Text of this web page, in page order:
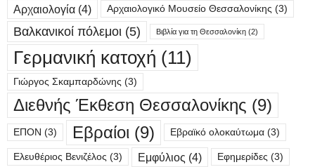
Αρχαιολογία (4) Αρχαιολογικό Μουσείο Θεσσαλονίκης (3)
Βαλκανικοί πόλεμοι (5) Βιβλία για τη Θεσσαλονίκη (2)
Γερμανική κατοχή (11)
Γιώργος Σκαμπαρδώνης (3)
Διεθνής Έκθεση Θεσσαλονίκης (9)
ΕΠΟΝ (3) Εβραίοι (9) Εβραϊκό ολοκαύτωμα (3)
Ελευθέριος Βενιζέλος (3) Εμφύλιος (4) Εφημερίδες (3)